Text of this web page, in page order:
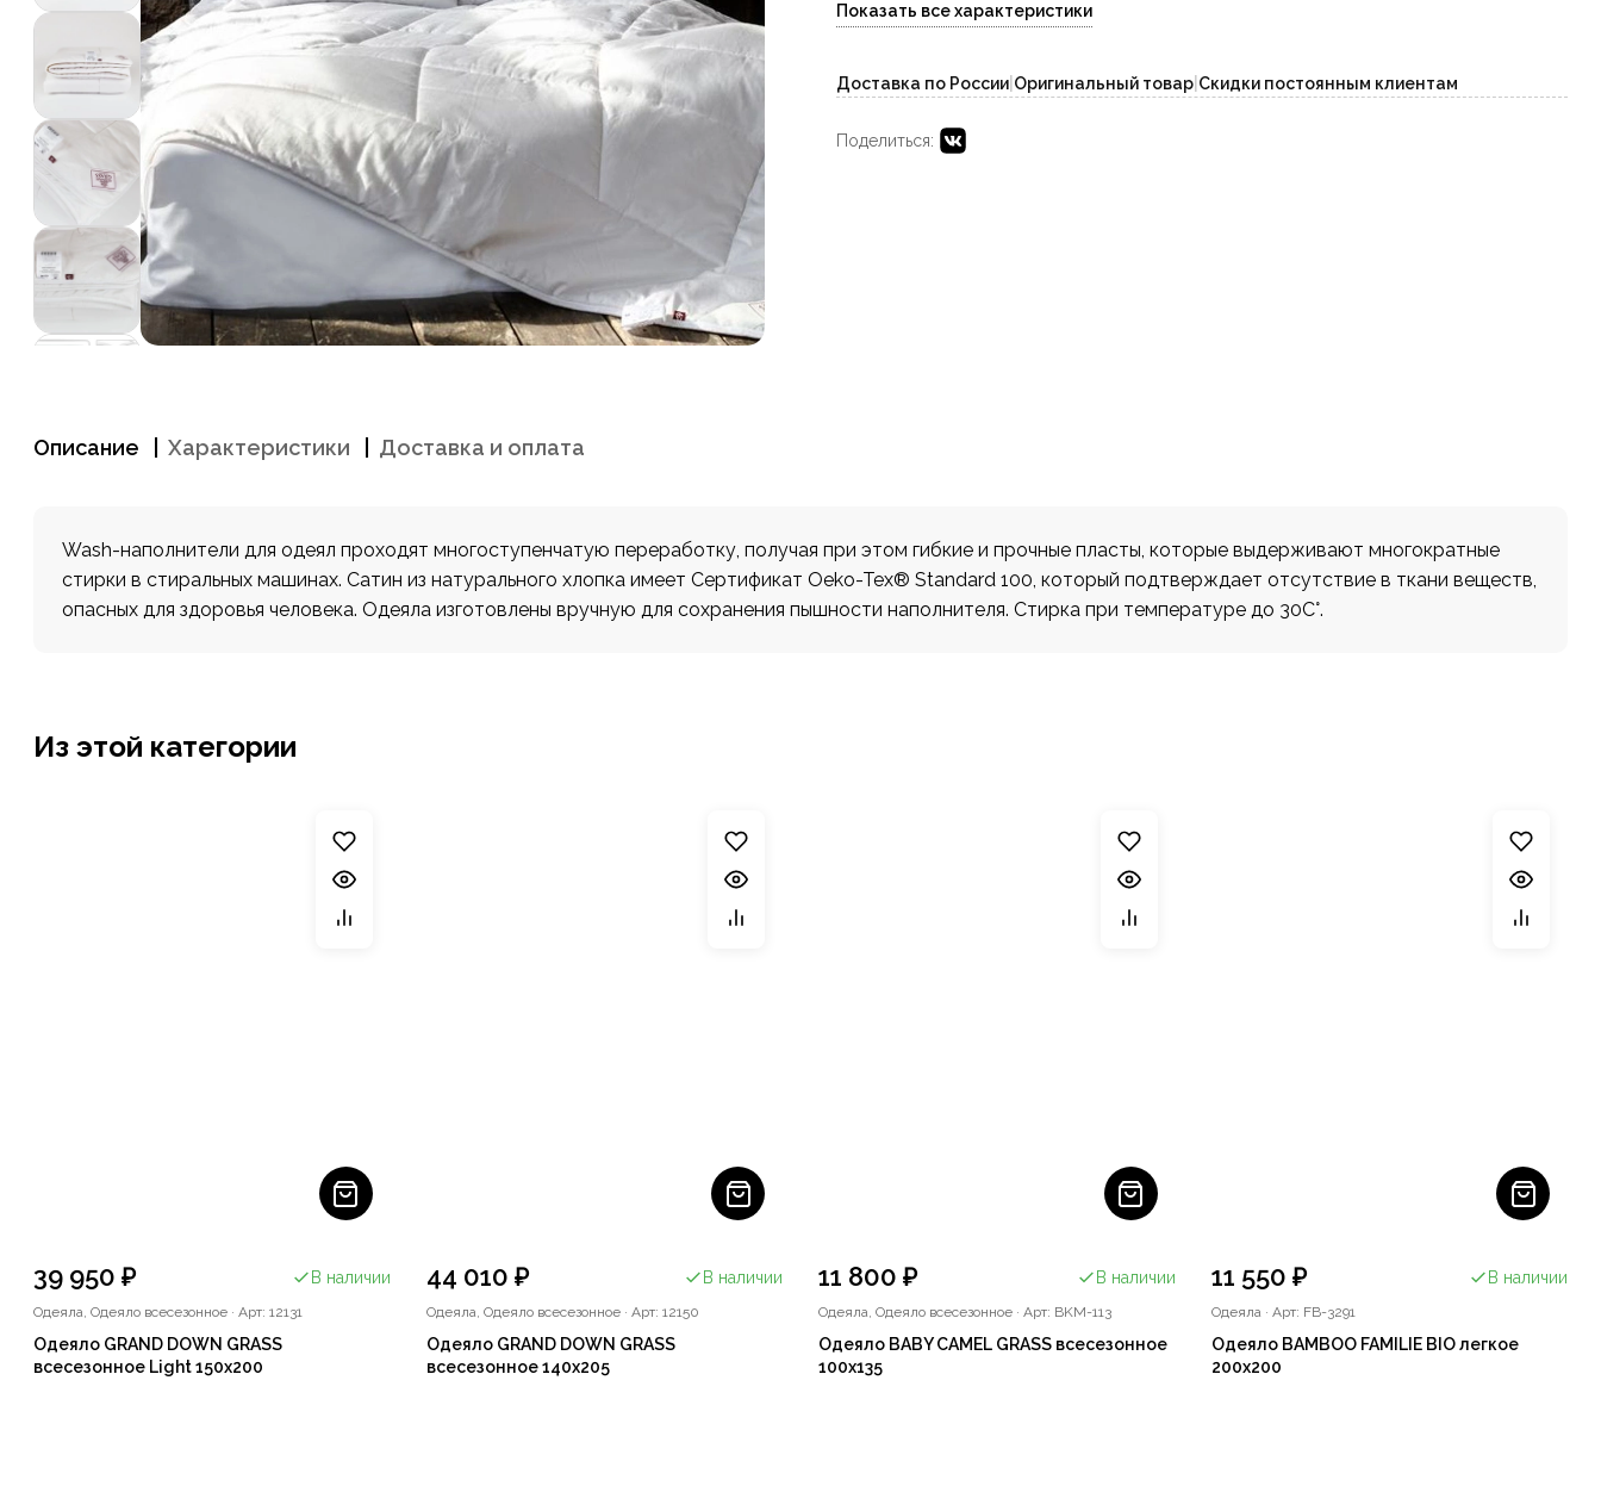
Показать все характеристики
Доставка по России Оригинальный товар Скидки постоянным клиентам
Поделиться:
Описание Характеристики Доставка и оплата
Wash-наполнители для одеял проходят многоступенчатую переработку, получая при этом гибкие и прочные пласты, которые выдерживают многократные
стирки в стиральных машинах. Сатин из натурального хлопка имеет Сертификат Oeko-Tex® Standard 100, который подтверждает отсутствие в ткани веществ,
опасных для здоровья человека. Одеяла изготовлены вручную для сохранения пышности наполнителя. Стирка при температуре до 30С°.
Из этой категории
39 950 ₽ В наличии
Одеяла, Одеяло всесезонное · Арт: 12131
Одеяло GRAND DOWN GRASS
всесезонное Light 150x200
44 010 ₽ В наличии
Одеяла, Одеяло всесезонное· Арт: 12150
Одеяло GRAND DOWN GRASS
всесезонное 140x205
11 800 ₽ В наличии
Одеяла, Одеяло всесезонное · Арт: BKM-113
Одеяло BABY CAMEL GRASS всесезонное
100x135
11 550 ₽ В наличии
Одеяла· Арт: FB-3291
Одеяло BAMBOO FAMILIE BIO легкое
200x200